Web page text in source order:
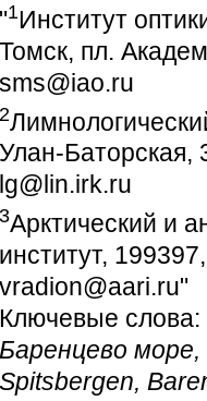
"1Институт
Томск, пл.
sms@iao.ru
2
Улан-Баторская,
lg@lin.irk.ru
3Арктический и
институт,
vradion@aari.ru"
Ключевые слова:
Баренцево
Spitsbergen,